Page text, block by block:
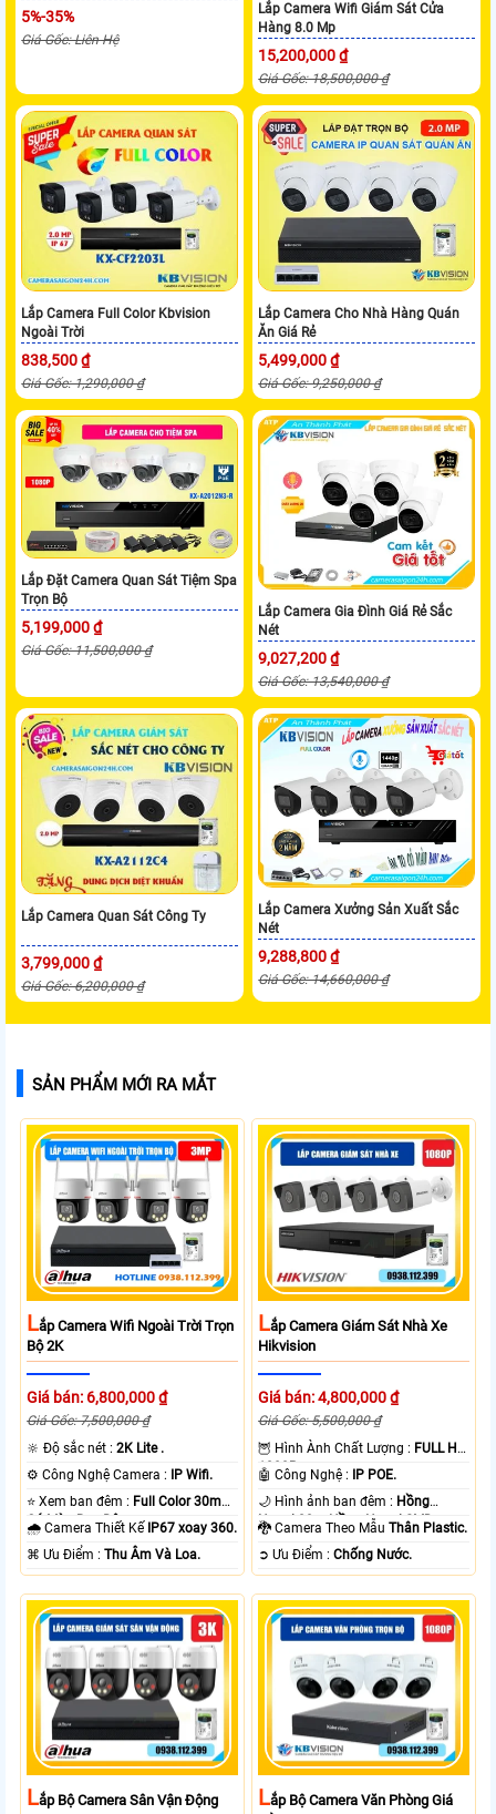
5%-35%
Giá Gốc: Liên Hệ
Lắp Camera Wifi Giám Sát Cửa
Hàng 8.0 Mp
15,200,000 ₫
Giá Gốc: 18,500,000 ₫
Lắp Camera Full Color Kbvision
Ngoài Trời
838,500 ₫
Giá Gốc: 1,290,000 ₫
Lắp Camera Cho Nhà Hàng Quán
Ăn Giá Rẻ
5,499,000 ₫
Giá Gốc: 9,250,000 ₫
Lắp Đặt Camera Quan Sát Tiệm Spa
Trọn Bộ
5,199,000 ₫
Giá Gốc: 11,500,000 ₫
Lắp Camera Gia Đình Giá Rẻ Sắc
Nét
9,027,200 ₫
Giá Gốc: 13,540,000 ₫
Lắp Camera Quan Sát Công Ty
3,799,000 ₫
Giá Gốc: 6,200,000 ₫
Lắp Camera Xưởng Sản Xuất Sắc
Nét
9,288,800 ₫
Giá Gốc: 14,660,000 ₫
SẢN PHẨM MỚI RA MẮT
LẮp Camera Wifi Ngoài Trời Trọn
Bộ 2K
Giá bán: 6,800,000 ₫
Giá Gốc: 7,500,000 ₫
🔆 Độ sắc nét :2K Lite .
⚙ Công Nghệ Camera : IP Wifi.
⭐ Xem ban đêm : Full Color 30m
Có Màu Ban Ðêm.
🌧️ Camera Thiết Kế IP67 xoay 360.
️⌘ Ưu Điểm :Thu Âm Và Loa.
LẮp Camera Giám Sát Nhà Xe
Hikvision
Giá bán: 4,800,000 ₫
Giá Gốc: 5,500,000 ₫
🦉 Hình Ành Chất Lượng : FULL HD
1080P .
🤖️ Công Nghệ : IP POE.
🌙 Hình ảnh ban đêm : Hồng
Ngoại 20m Hồng Ngoại SMD.
🐉️ Camera Theo MẫuThân Plastic.
️➲ Ưu Điểm :Chống Nước.
LẮp Bộ Camera Sân Vận Động
LẮp Bộ Camera Văn Phòng Giá